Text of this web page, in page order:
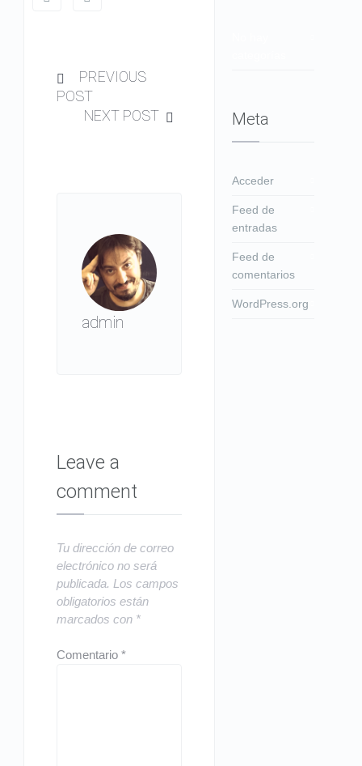
PREVIOUS
POST
NEXT POST
admin
Leave a
comment
Tu dirección de correo
electrónico no será
publicada. Los campos
obligatorios están
marcados con *
Comentario*
Meta
Acceder
Feed de
entradas
Feed de
comentarios
WordPress.org